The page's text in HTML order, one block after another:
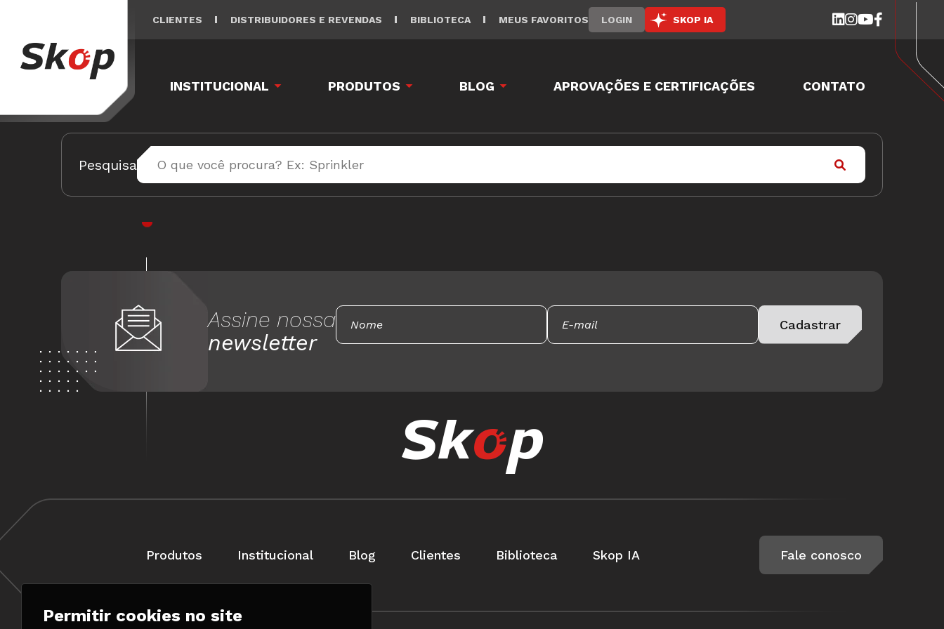
CLIENTES DISTRIBUIDORES E REVENDAS BIBLIOTECA MEUS FAVORITOS LOGIN SKOP IA
INSTITUCIONAL PRODUTOS BLOG APROVAÇÕES E CERTIFICAÇÕES CONTATO
Pesquisa
Assine nossa
newsletter
Please leave this field empty.
Cadastrar
Produtos Institucional Blog Clientes Biblioteca Skop IA Fale conosco
Permitir cookies no site